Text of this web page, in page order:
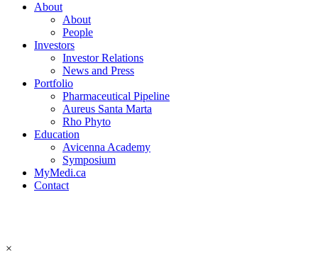
About
About
People
Investors
Investor Relations
News and Press
Portfolio
Pharmaceutical Pipeline
Aureus Santa Marta
Rho Phyto
Education
Avicenna Academy
Symposium
MyMedi.ca
Contact
×